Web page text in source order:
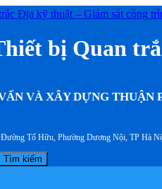
bị Quan
VÀ XÂY DỰNG THUẬN
Tố Hữu, Phường Dương Nội, TP Hà
Tìm kiếm